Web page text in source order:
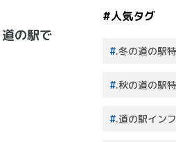
の駅で
#人気タグ
.冬の道の駅
.秋の道の駅
.道の駅イン